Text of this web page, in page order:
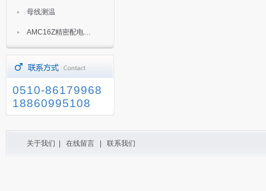
母线测温
AMC16Z精密配电监控装置
0510-86179968
18860995108
关于我们 在线留言 联系我们